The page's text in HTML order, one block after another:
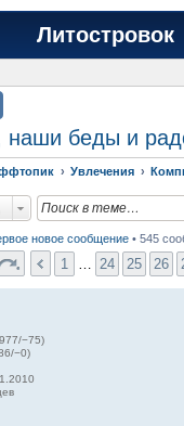
Литостровок
беды и
Увлечения
новое сообщение• 545
1 24 25 26
−75)
−0)